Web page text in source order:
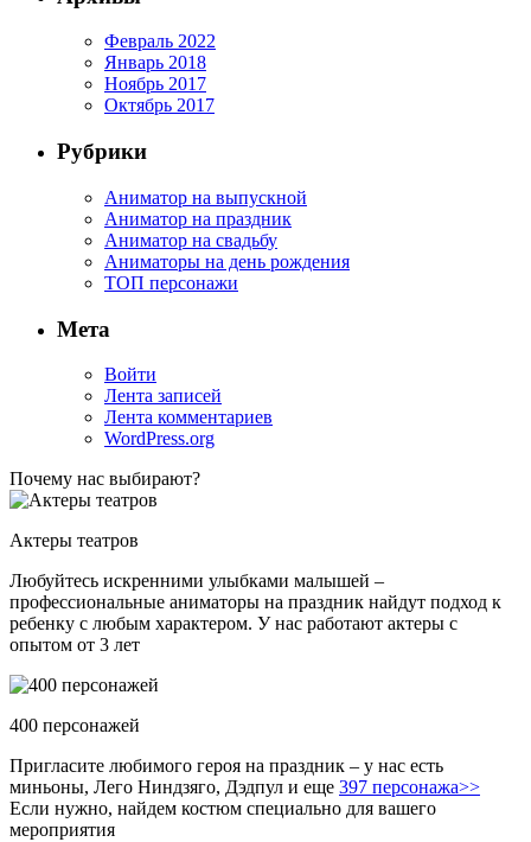
Февраль 2022
Январь 2018
Ноябрь 2017
Октябрь 2017
Рубрики
Аниматор на выпускной
Аниматор на праздник
Аниматор на свадьбу
Аниматоры на день рождения
ТОП персонажи
Мета
Войти
Лента записей
Лента комментариев
WordPress.org
Почему нас выбирают?
Актеры театров
Любуйтесь искренними улыбками малышей –
профессиональные аниматоры на праздник найдут подход к
ребенку с любым характером. У нас работают актеры с
опытом от 3 лет
400 персонажей
Пригласите любимого героя на праздник – у нас есть
миньоны, Лего Ниндзяго, Дэдпул и еще 397 персонажа>>
Если нужно, найдем костюм специально для вашего
мероприятия